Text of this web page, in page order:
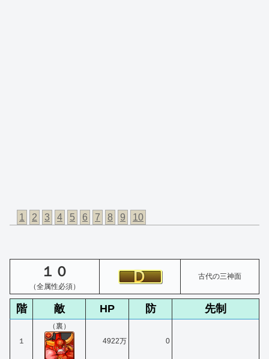
1 2 3 4 5 6 7 8 9 10
１０
（全属性必須）
古代の三神面
階 敵 HP 防 先制
１
（裏）
4922万 0